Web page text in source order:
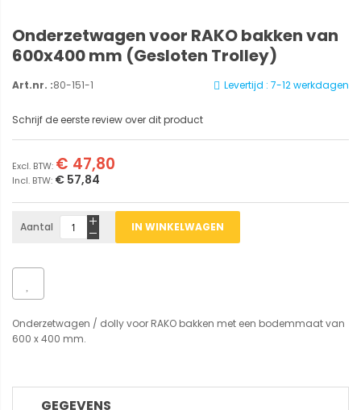
Onderzetwagen voor RAKO bakken van
600x400 mm (Gesloten Trolley)
Levertijd : 7-12 werkdagen
Art.nr. :80-151-1
Schrijf de eerste review over dit product
€ 57,84
€ 47,80
Aantal IN WINKELWAGEN
Onderzetwagen / dolly voor RAKO bakken met een bodemmaat van
600 x 400 mm.
GEGEVENS